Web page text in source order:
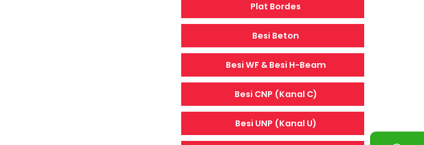
Plat Bordes
Besi Beton
Besi WF & Besi H-Beam
Besi CNP (Kanal C)
Besi UNP (Kanal U)